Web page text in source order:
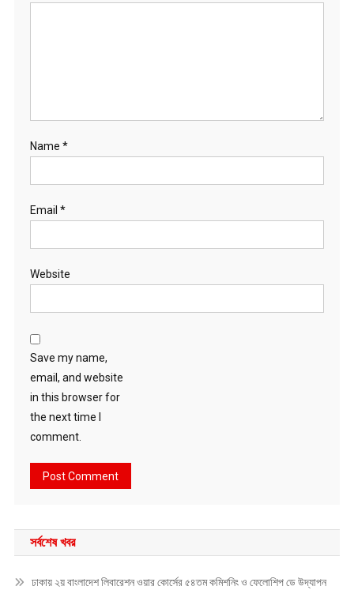
Name *
Email *
Website
Save my name,
email, and website
in this browser for
the next time I
comment.
সর্বশেষ খবর
ঢাকায় ২য় বাংলাদেশ লিবারেশন ওয়ার কোর্সের ৫৪তম কমিশনিং ও ফেলোশিপ ডে উদ্‌যাপন